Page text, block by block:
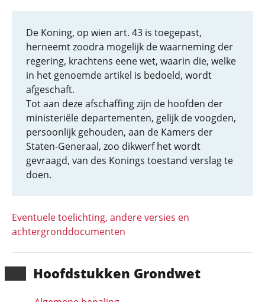
Hoofd­stukken Grondwet
De Koning, op wien art. 43 is toegepast,
herneemt zoodra mogelijk de waarneming der
regering, krachtens eene wet, waarin die, welke
in het genoemde artikel is bedoeld, wordt
afgeschaft.
Tot aan deze afschaffing zijn de hoofden der
ministeriële departementen, gelijk de voogden,
persoonlijk gehouden, aan de Kamers der
Staten-Generaal, zoo dikwerf het wordt
gevraagd, van des Konings toestand verslag te
doen.
Eventuele toelichting, andere versies en
achtergronddocumenten